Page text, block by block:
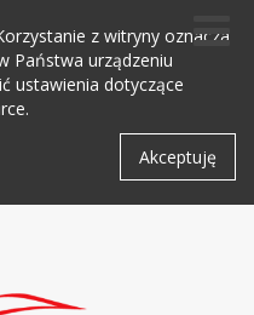
z witryny oznacza
Państwa urządzeniu
ustawienia dotyczące
Akceptuję